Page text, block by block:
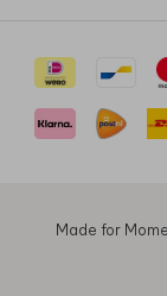
Made for